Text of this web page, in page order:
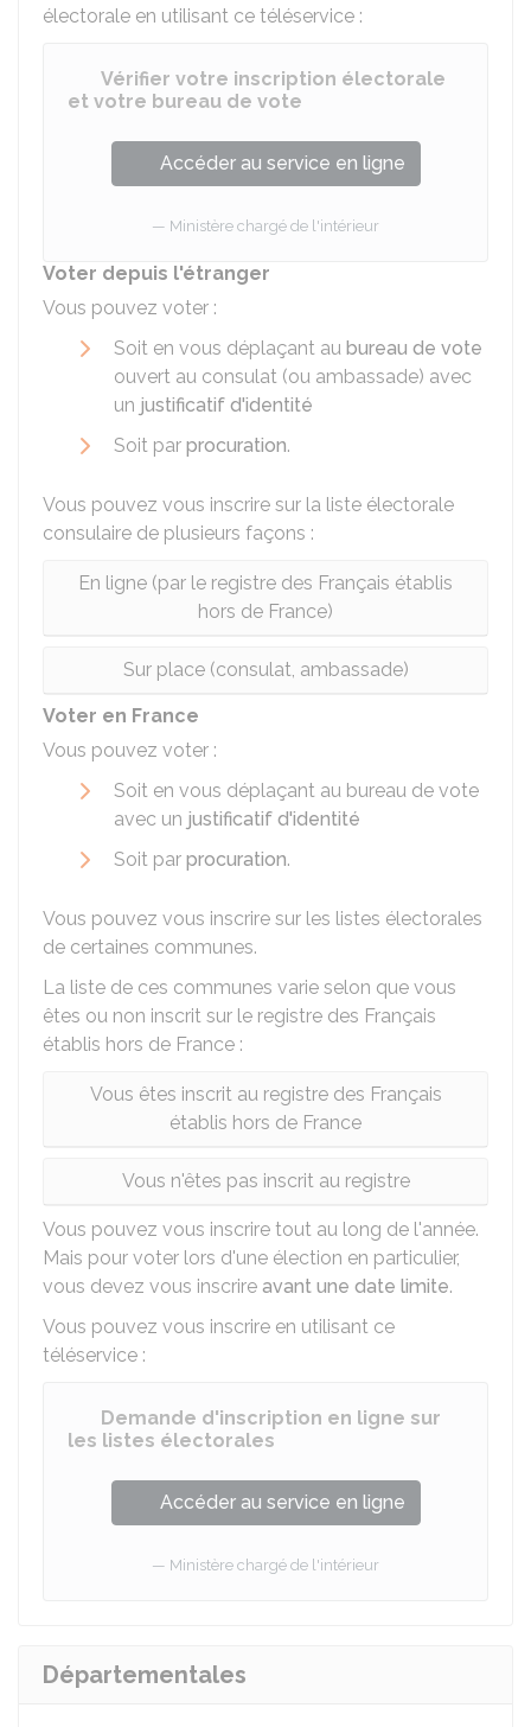
électorale en utilisant ce téléservice :
Vérifier votre inscription électorale
et votre bureau de vote
Accéder au service en ligne
Ministère chargé de l'intérieur
Voter depuis l'étranger
Vous pouvez voter :
Soit en vous déplaçant au bureau de vote
ouvert au consulat (ou ambassade) avec
un justificatif d'identité
Soit par procuration.
Vous pouvez vous inscrire sur la liste électorale
consulaire de plusieurs façons :
En ligne (par le registre des Français établis
hors de France)
Sur place (consulat, ambassade)
Voter en France
Vous pouvez voter :
Soit en vous déplaçant au bureau de vote
avec un justificatif d'identité
Soit par procuration.
Vous pouvez vous inscrire sur les listes électorales
de certaines communes.
La liste de ces communes varie selon que vous
êtes ou non inscrit sur le registre des Français
établis hors de France :
Vous êtes inscrit au registre des Français
établis hors de France
Vous n'êtes pas inscrit au registre
Vous pouvez vous inscrire tout au long de l'année.
Mais pour voter lors d'une élection en particulier,
vous devez vous inscrire avant une date limite.
Vous pouvez vous inscrire en utilisant ce
téléservice :
Demande d'inscription en ligne sur
les listes électorales
Accéder au service en ligne
Ministère chargé de l'intérieur
Départementales